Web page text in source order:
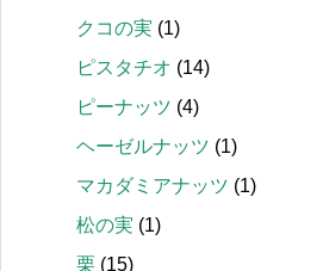
クコの実 (1)
ピスタチオ (14)
ピーナッツ (4)
ヘーゼルナッツ (1)
マカダミアナッツ (1)
松の実 (1)
栗 (15)